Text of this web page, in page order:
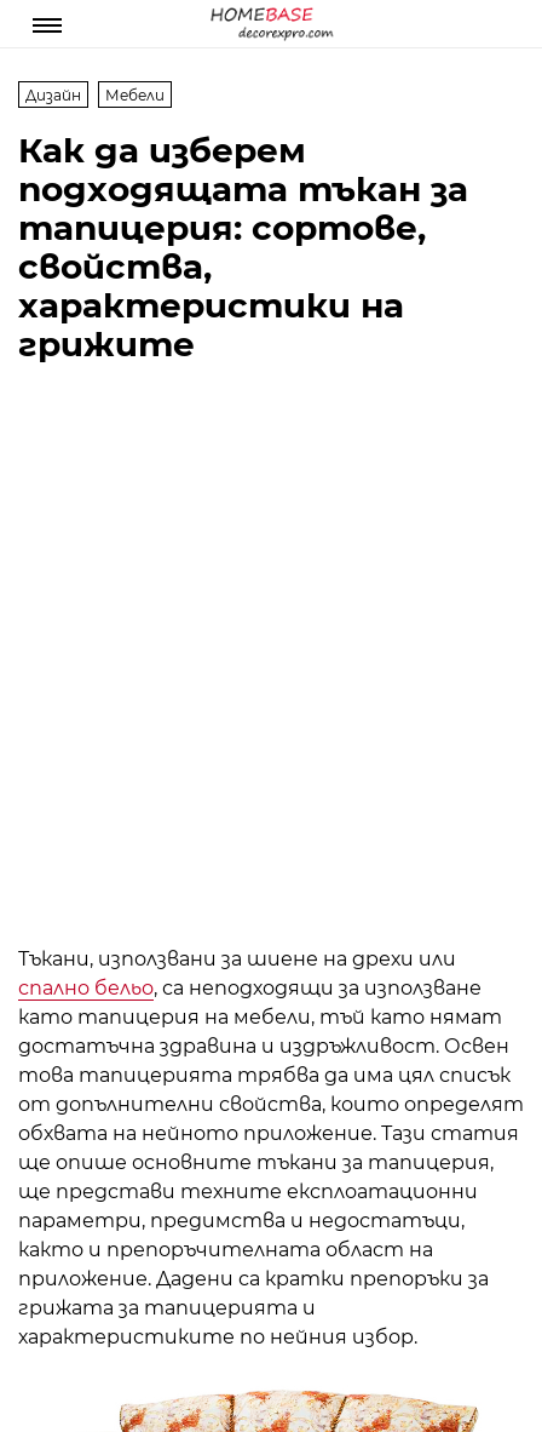
Дизайн Мебели
Как да изберем
подходящата тъкан за
тапицерия: сортове,
свойства,
характеристики на
грижите
Тъкани, използвани за шиене на дрехи или
спално бельо, са неподходящи за използване
като тапицерия на мебели, тъй като нямат
достатъчна здравина и издръжливост. Освен
това тапицерията трябва да има цял списък
от допълнителни свойства, които определят
обхвата на нейното приложение. Тази статия
ще опише основните тъкани за тапицерия,
ще представи техните експлоатационни
параметри, предимства и недостатъци,
както и препоръчителната област на
приложение. Дадени са кратки препоръки за
грижата за тапицерията и
характеристиките по нейния избор.